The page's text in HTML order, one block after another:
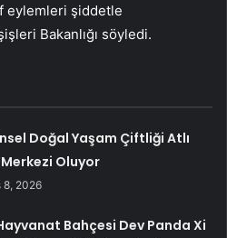
eylemleri şiddetle
Bakanlığı söyledi.
Doğal Yaşam Çiftliği Atlı
Oluyor
8, 2026
Bahçesi Dev Panda Xi